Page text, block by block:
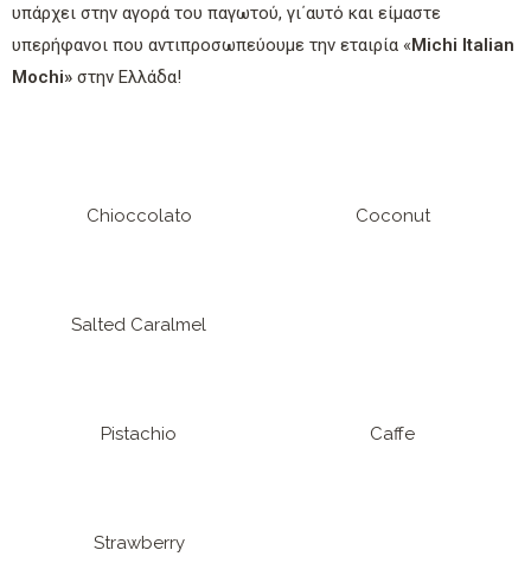
υπάρχει στην αγορά του παγωτού, γι΄αυτό και είμαστε
υπερήφανοι που αντιπροσωπεύουμε την εταιρία «Michi Italian
Mochi» στην Ελλάδα!
Chioccolato Coconut
Salted Caralmel
Pistachio Caffe
Strawberry